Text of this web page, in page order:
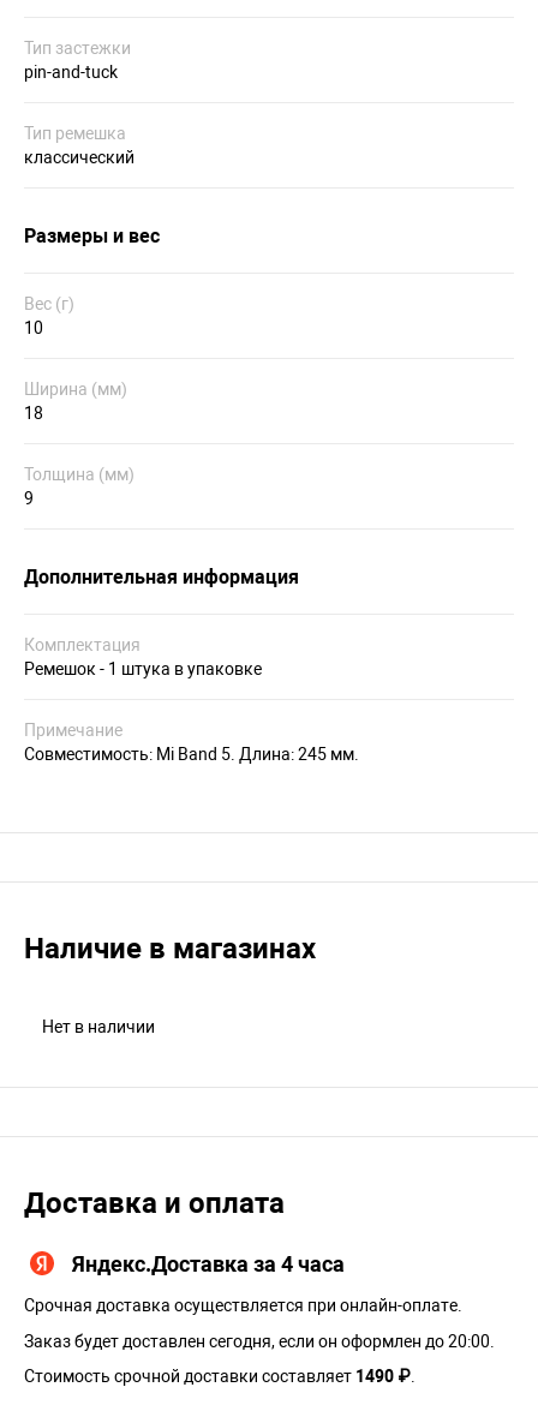
Тип застежки
pin-and-tuck
Тип ремешка
классический
Размеры и вес
Вес (г)
10
Ширина (мм)
18
Толщина (мм)
9
Дополнительная информация
Комплектация
Ремешок - 1 штука в упаковке
Примечание
Совместимость: Mi Band 5. Длина: 245 мм.
Наличие в магазинах
Нет в наличии
Доставка и оплата
Яндекс.Доставка за 4 часа
Срочная доставка осуществляется при онлайн-оплате.
Заказ будет доставлен сегодня, если он оформлен до 20:00.
Стоимость срочной доставки составляет 1490 ₽